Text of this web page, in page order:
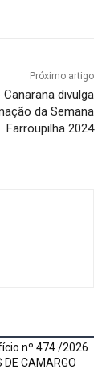
Próximo artigo
Canarana divulga
da Semana
Farroupilha 2024
nº 474 /2026
DE CAMARGO